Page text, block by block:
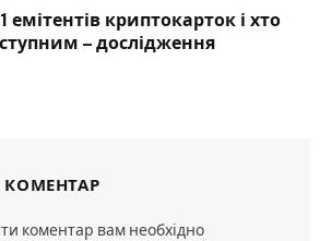
криптокарток і хто
– дослідження
коментар вам необхідно